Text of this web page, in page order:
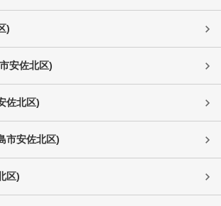
)
安佐北区)
佐北区)
市安佐北区)
区)